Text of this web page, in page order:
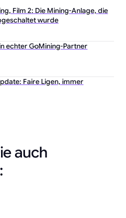
Film 2: Die Mining-Anlage, die
wurde
echter GoMining-Partner
Faire Ligen, immer
auch